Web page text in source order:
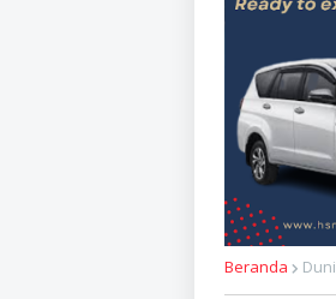
Beranda